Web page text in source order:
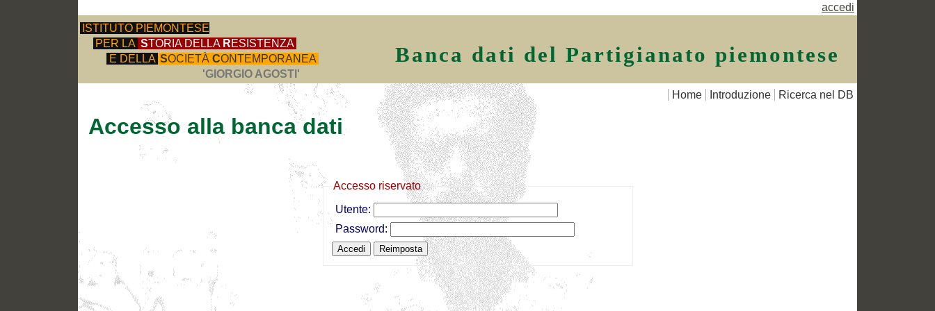
accedi
ISTITUTO PIEMONTESE
PER LA STORIA DELLA RESISTENZA
E DELLA SOCIETÀ CONTEMPORANEA
'GIORGIO AGOSTI'
Banca dati del Partigianato piemontese
Home Introduzione Ricerca nel DB
Accesso alla banca dati
Accesso riservato
Utente:
Password: